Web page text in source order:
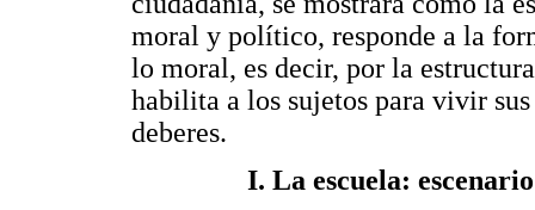
moral y político, responde a la
lo moral, es decir, por la
habilita a los sujetos para vivir
deberes.
I. La escuela: